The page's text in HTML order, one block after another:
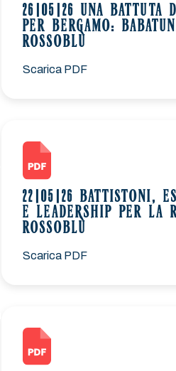
26|05|26 UNA BATTUTA
PER BERGAMO:
ROSSOBLÙ
Scarica PDF
22|05|26 BATTISTONI,
E LEADERSHIP PER LA
ROSSOBLÙ
Scarica PDF